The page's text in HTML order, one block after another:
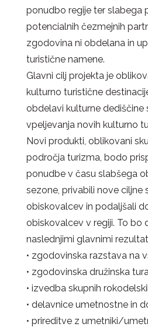
ponudbo regije ter slabega
potencialnih čezmejnih
zgodovina ni obdelana in
turistične namene.
Glavni cilj projekta je
kulturno turistične
obdelavi kulturne dediščine
vpeljevanja novih kulturno
Novi produkti, oblikovani
področja turizma, bodo
ponudbe v času slabšega
sezone, privabili nove ciljne
obiskovalcev in podaljšali
obiskovalcev v regiji. To bo
naslednjimi glavnimi
• zgodovinska razstava na
• zgodovinska družinska
• izvedba skupnih
• delavnice umetnostne in
• prireditve z umetniki/